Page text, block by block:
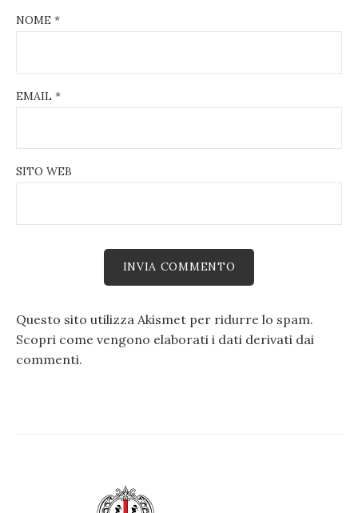
NOME *
EMAIL *
SITO WEB
Questo sito utilizza Akismet per ridurre lo spam.
Scopri come vengono elaborati i dati derivati dai
commenti.